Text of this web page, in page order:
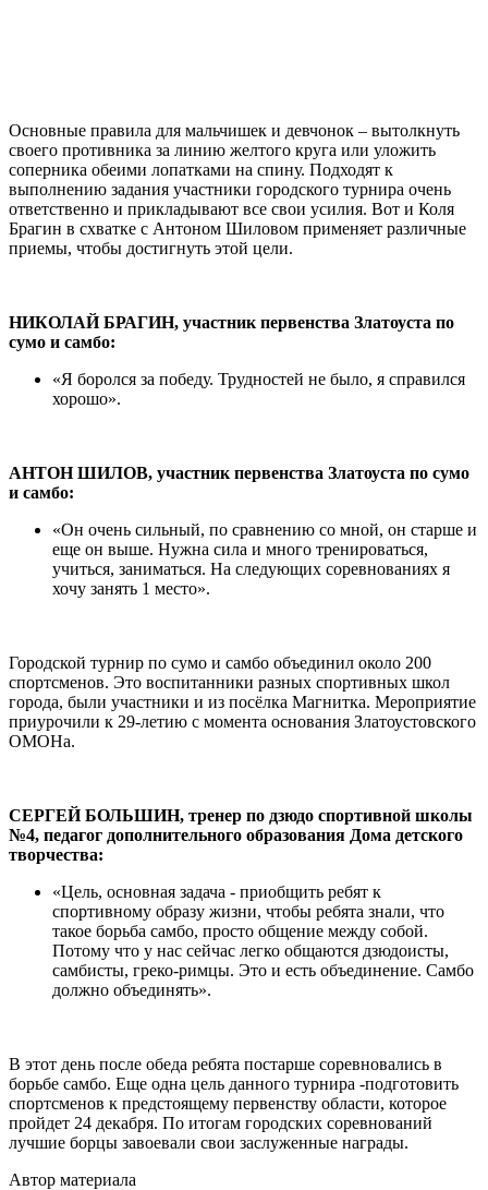
Основные правила для мальчишек и девчонок – вытолкнуть
своего противника за линию желтого круга или уложить
соперника обеими лопатками на спину. Подходят к
выполнению задания участники городского турнира очень
ответственно и прикладывают все свои усилия. Вот и Коля
Брагин в схватке с Антоном Шиловом применяет различные
приемы, чтобы достигнуть этой цели.
НИКОЛАЙ БРАГИН, участник первенства Златоуста по
сумо и самбо:
«Я боролся за победу. Трудностей не было, я справился
хорошо».
АНТОН ШИЛОВ, участник первенства Златоуста по сумо
и самбо:
«Он очень сильный, по сравнению со мной, он старше и
еще он выше. Нужна сила и много тренироваться,
учиться, заниматься. На следующих соревнованиях я
хочу занять 1 место».
Городской турнир по сумо и самбо объединил около 200
спортсменов. Это воспитанники разных спортивных школ
города, были участники и из посёлка Магнитка. Мероприятие
приурочили к 29-летию с момента основания Златоустовского
ОМОНа.
СЕРГЕЙ БОЛЬШИН, тренер по дзюдо спортивной школы
№4, педагог дополнительного образования Дома детского
творчества:
«Цель, основная задача - приобщить ребят к
спортивному образу жизни, чтобы ребята знали, что
такое борьба самбо, просто общение между собой.
Потому что у нас сейчас легко общаются дзюдоисты,
самбисты, греко-римцы. Это и есть объединение. Самбо
должно объединять».
В этот день после обеда ребята постарше соревновались в
борьбе самбо. Еще одна цель данного турнира -подготовить
спортсменов к предстоящему первенству области, которое
пройдет 24 декабря. По итогам городских соревнований
лучшие борцы завоевали свои заслуженные награды.
Автор материала